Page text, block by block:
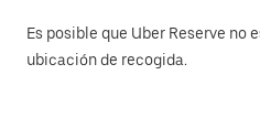
Es posible que Uber Reserve no
ubicación de recogida.